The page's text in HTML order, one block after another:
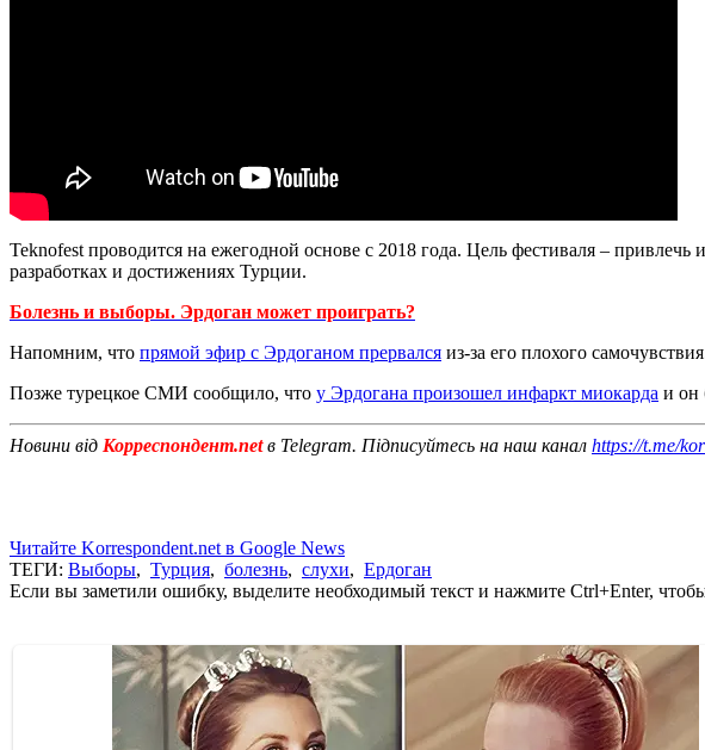
Teknofest проводится на ежегодной основе с 2018 года. Цель фестиваля –
разработках и достижениях Турции.
Болезнь и выборы. Эрдоган может проиграть?
Напомним, что прямой эфир с Эрдоганом прервался из-за его плохого
Позже турецкое СМИ сообщило, что у Эрдогана произошел инфаркт миокарда и он
Новини від Корреспондент.netв Telegram. Підписуйтесь на наш канал https://t.me/
Читайте Korrespondent.net в Google News
ТЕГИ: Выборы, Турция, болезнь, слухи, Ердоган
Если вы заметили ошибку, выделите необходимый текст и нажмите Ctrl+Enter,